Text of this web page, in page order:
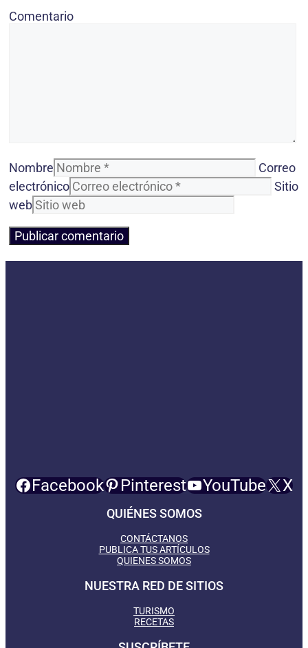
Comentario
Nombre
Correo
electrónico
Sitio
web
Facebook Pinterest YouTube X
QUIÉNES SOMOS
CONTÁCTANOS
PUBLICA TUS ARTÍCULOS
QUIENES SOMOS
NUESTRA RED DE SITIOS
TURISMO
RECETAS